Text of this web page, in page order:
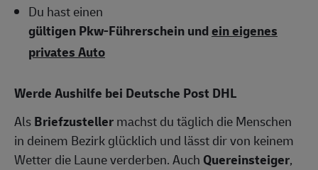
Du hast einen
gültigen Pkw-Führerschein undein eigenes
privates Auto
Werde Aushilfe bei Deutsche Post DHL
AlsBriefzustellermachst du täglich die Menschen
in deinem Bezirk glücklich und lässt dir von keinem
Wetter die Laune verderben. Auch Quereinsteiger,